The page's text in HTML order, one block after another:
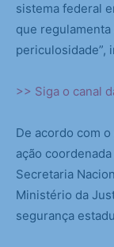
sistema federal
que
periculosidade”,
>> Siga o canal
De acordo com
ação
Secretaria
Ministério da
segurança